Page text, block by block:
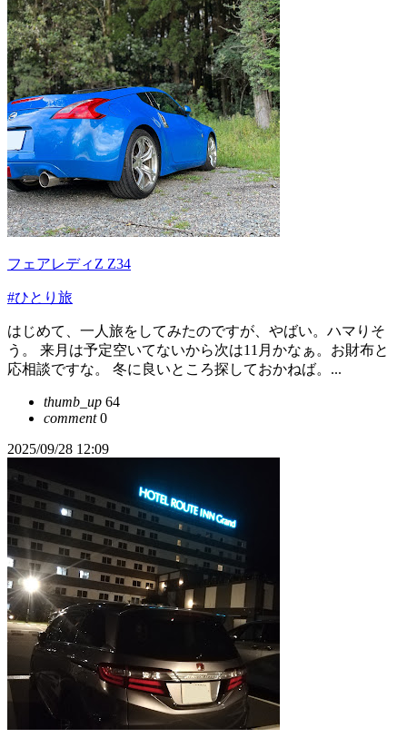
フェアレディZ Z34
#ひとり旅
はじめて、一人旅をしてみたのですが、やばい。ハマりそ
う。 来月は予定空いてないから次は11月かなぁ。お財布と
応相談ですな。 冬に良いところ探しておかねば。...
thumb_up 64
comment0
2025/09/28 12:09